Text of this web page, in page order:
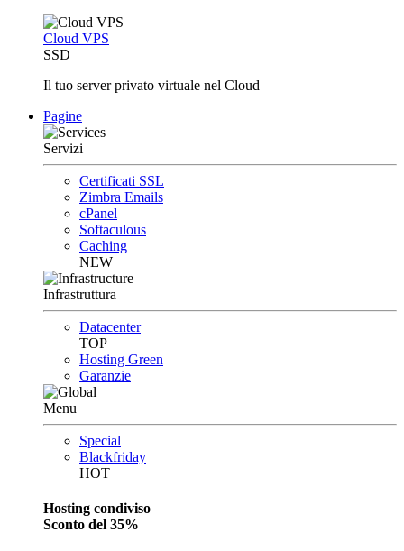
Cloud VPS
SSD
Il tuo server privato virtuale nel Cloud
Pagine
Servizi
Certificati SSL
Zimbra Emails
cPanel
Softaculous
Caching
NEW
Infrastruttura
Datacenter
TOP
Hosting Green
Garanzie
Menu
Special
Blackfriday
HOT
Hosting condiviso
Sconto del 35%